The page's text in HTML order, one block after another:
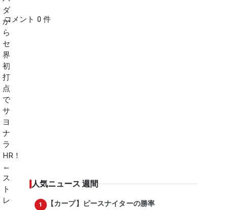
コメント 0 件
人気ニュース 週間
1 【カープ】ピースナイターの勝率